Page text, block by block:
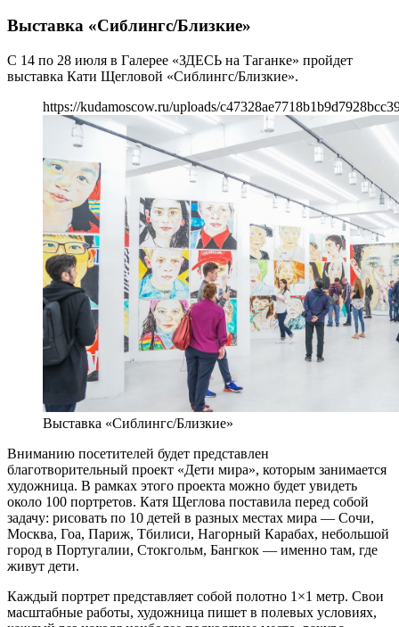
Выставка «Сиблингс/Близкие»
С 14 по 28 июля в Галерее «ЗДЕСЬ на Таганке» пройдет
выставка Кати Щегловой «Сиблингс/Близкие».
https://kudamoscow.ru/uploads/
Выставка «Сиблингс/Близкие»
Вниманию посетителей будет представлен
благотворительный проект «Дети мира», которым занимается
художница. В рамках этого проекта можно будет увидеть
около 100 портретов. Катя Щеглова поставила перед собой
задачу: рисовать по 10 детей в разных местах мира — Сочи,
Москва, Гоа, Париж, Тбилиси, Нагорный Карабах, небольшой
город в Португалии, Стокгольм, Бангкок — именно там, где
живут дети.
Каждый портрет представляет собой полотно 1×1 метр. Свои
масштабные работы, художница пишет в полевых условиях,